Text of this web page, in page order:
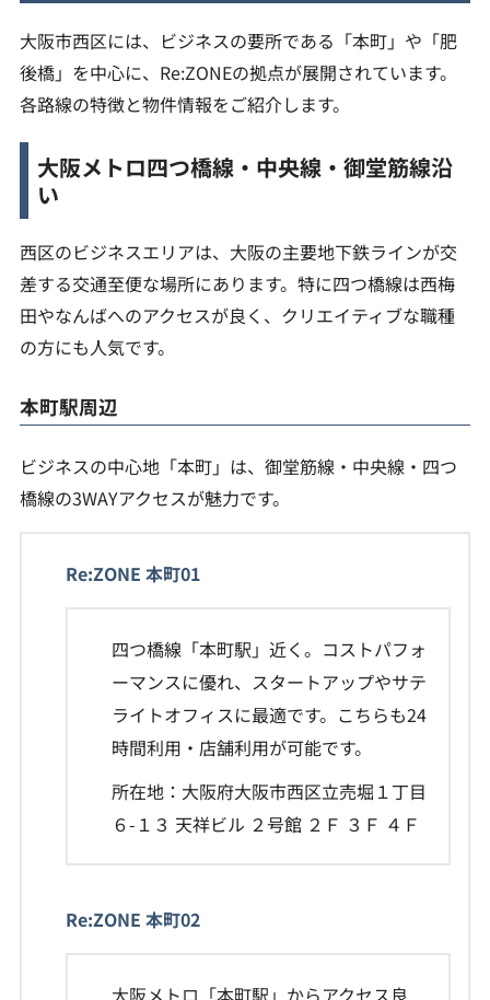
大阪市西区には、ビジネスの要所である「本町」や「肥
後橋」を中心に、Re:ZONEの拠点が展開されています。
各路線の特徴と物件情報をご紹介します。
大阪メトロ四つ橋線・中央線・御堂筋線沿
い
西区のビジネスエリアは、大阪の主要地下鉄ラインが交
差する交通至便な場所にあります。特に四つ橋線は西梅
田やなんばへのアクセスが良く、クリエイティブな職種
の方にも人気です。
本町駅周辺
ビジネスの中心地「本町」は、御堂筋線・中央線・四つ
橋線の3WAYアクセスが魅力です。
Re:ZONE 本町01
四つ橋線「本町駅」近く。コストパフォ
ーマンスに優れ、スタートアップやサテ
ライトオフィスに最適です。こちらも24
時間利用・店舗利用が可能です。
所在地：大阪府大阪市西区立売堀１丁目
６-１３ 天祥ビル ２号館 ２Ｆ ３Ｆ ４Ｆ
Re:ZONE 本町02
大阪メトロ「本町駅」からアクセス良